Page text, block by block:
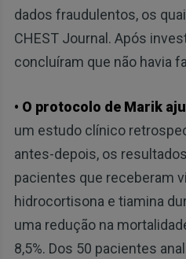
dados fraudulentos, os
CHEST Journal. Após
concluíram que não havia
• O protocolo de Marik
um estudo clínico
antes-depois, os
pacientes que receberam
hidrocortisona e tiamina
uma redução na
8,5%. Dos 50 pacientes